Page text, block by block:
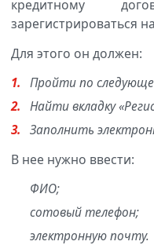
кредитному
зарегистрироваться
Для этого он должен:
Пройти по
Найти вкладку
Заполнить
В нее нужно ввести:
ФИО;
сотовый телефон;
электронную почту.